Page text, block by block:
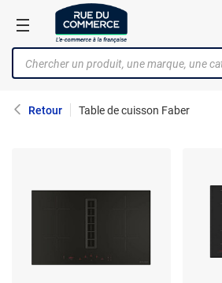
Retour Table de cuisson Faber